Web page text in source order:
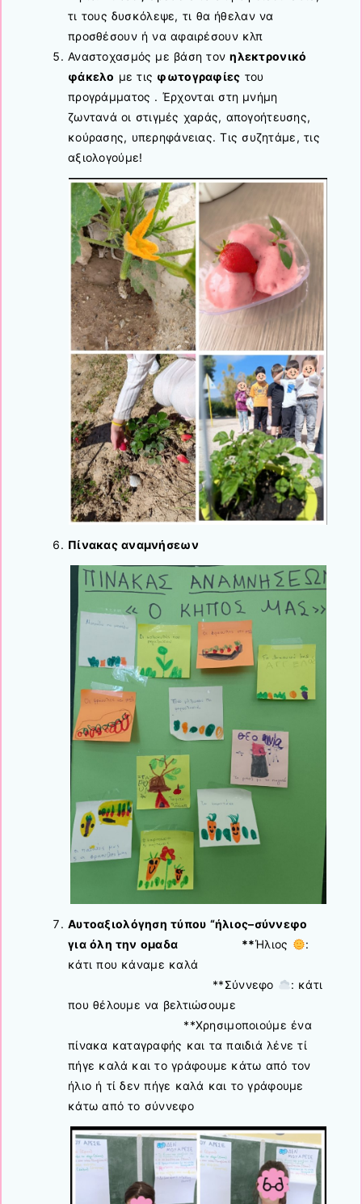
τι τους δυσκόλεψε, τι θα ήθελαν να
προσθέσουν ή να αφαιρέσουν κλπ
Αναστοχασμός με βάση τονηλεκτρονικό
φάκελο με τις φωτογραφίες του
προγράμματος . Έρχονται στη μνήμη
ζωντανά οι στιγμές χαράς, απογοήτευσης,
κούρασης, υπερηφάνειας. Τις συζητάμε, τις
αξιολογούμε!
Πίνακας αναμνήσεων
Αυτοαξιολόγηση τύπου “ήλιος–σύννεφο
για όλη την ομαδα **Ήλιος
:
κάτι που κάναμε καλά
**Σύννεφο
: κάτι
που θέλουμε να βελτιώσουμε
**Χρησιμοποιούμε ένα
πίνακα καταγραφής και τα παιδιά λένε τί
πήγε καλά και το γράφουμε κάτω από τον
ήλιο ή τί δεν πήγε καλά και το γράφουμε
κάτω από το σύννεφο